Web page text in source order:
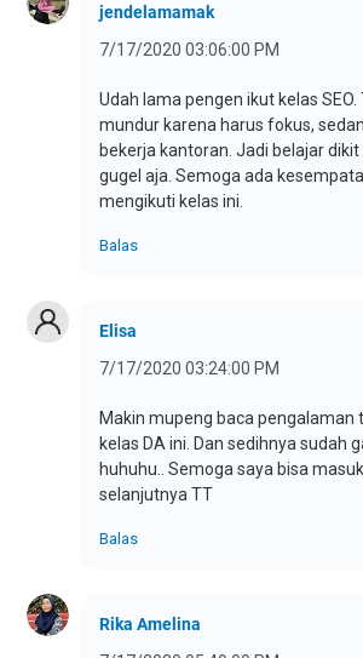
jendelamamak
7/17/2020 03:06:00 PM
Udah lama pengen ikut kelas
mundur karena harus fokus,
bekerja kantoran. Jadi belajar
gugel aja. Semoga ada
mengikuti kelas ini.
Balas
Elisa
7/17/2020 03:24:00 PM
Makin mupeng baca pengalaman
kelas DA ini. Dan sedihnya sudah
huhuhu.. Semoga saya bisa
selanjutnya TT
Balas
Rika Amelina